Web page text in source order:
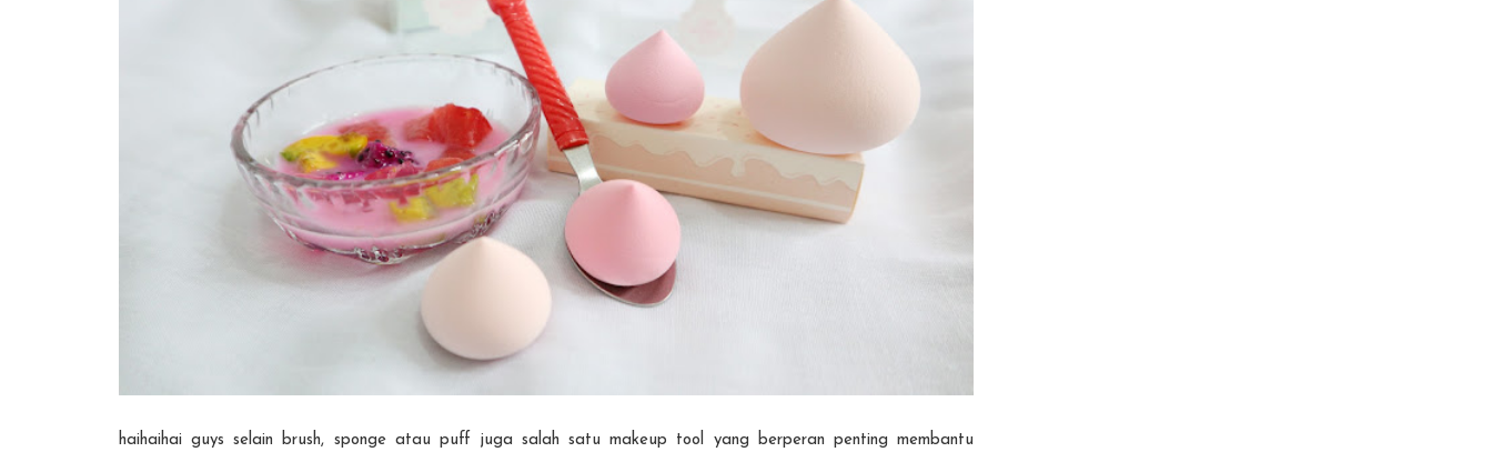
haihaihai guys selain brush, sponge atau puff juga salah satu makeup tool yang berperan penting membantu